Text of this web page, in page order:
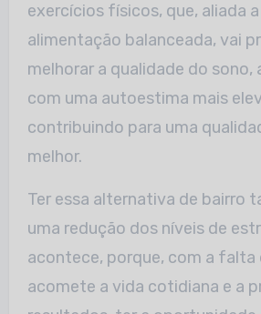
exercícios físicos, que, aliada
alimentação balanceada, vai
melhorar a qualidade do sono,
com uma autoestima mais
contribuindo para uma
melhor.
Ter essa alternativa de bairro
uma redução dos níveis de
acontece, porque, com a falta
acomete a vida cotidiana e a